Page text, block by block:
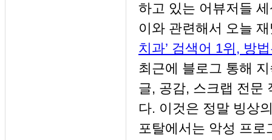
하고 있는 어뷰저들
이와 관련해서 오늘
치과’ 검색어 1위, 방
최근에 블로그 통해
글, 공감, 스크랩 전문
다. 이것은 정말 빙상
포탈에서는 악성 프로